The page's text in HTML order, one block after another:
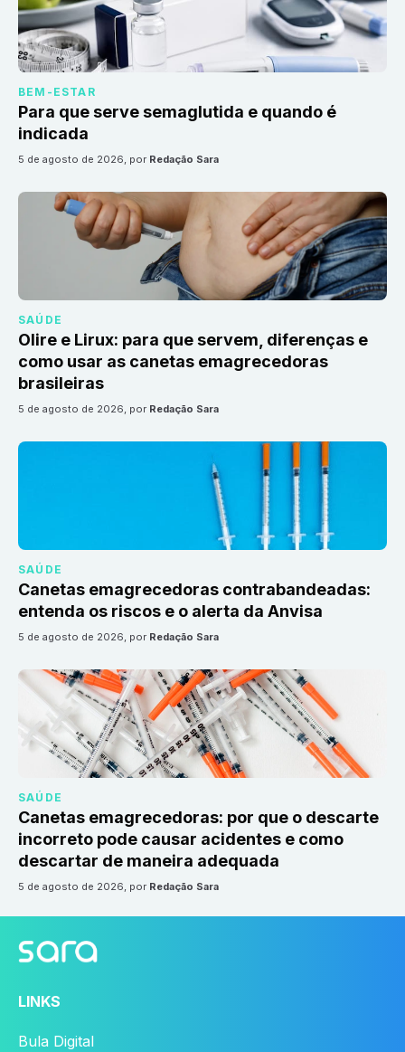
BEM-ESTAR
Para que serve semaglutida e quando é
indicada
5 de agosto de 2026, por Redação Sara
SAÚDE
Olire e Lirux: para que servem, diferenças e
como usar as canetas emagrecedoras
brasileiras
5 de agosto de 2026, por Redação Sara
SAÚDE
Canetas emagrecedoras contrabandeadas:
entenda os riscos e o alerta da Anvisa
5 de agosto de 2026, por Redação Sara
SAÚDE
Canetas emagrecedoras: por que o descarte
incorreto pode causar acidentes e como
descartar de maneira adequada
5 de agosto de 2026, por Redação Sara
LINKS
Bula Digital